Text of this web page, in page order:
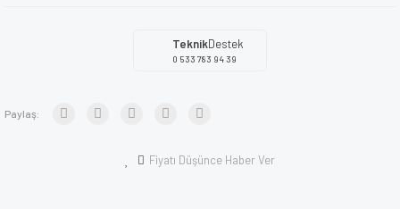
TeknikDestek
0 533 783 94 39
Paylaş:
Fiyatı Düşünce Haber Ver